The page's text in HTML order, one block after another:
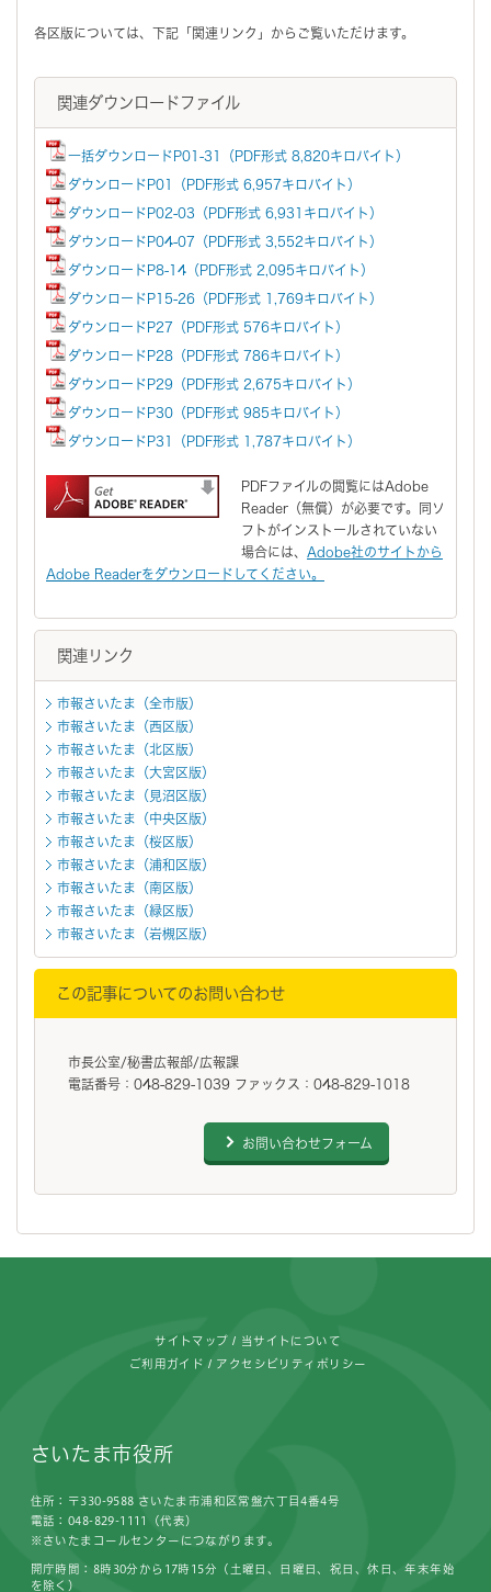
各区版については、下記「関連リンク」からご覧いただけます。
関連ダウンロードファイル
一括ダウンロードP01-31（PDF形式 8,820キロバイト）
ダウンロードP01（PDF形式 6,957キロバイト）
ダウンロードP02-03（PDF形式 6,931キロバイト）
ダウンロードP04-07（PDF形式 3,552キロバイト）
ダウンロードP8-14（PDF形式 2,095キロバイト）
ダウンロードP15-26（PDF形式 1,769キロバイト）
ダウンロードP27（PDF形式 576キロバイト）
ダウンロードP28（PDF形式 786キロバイト）
ダウンロードP29（PDF形式 2,675キロバイト）
ダウンロードP30（PDF形式 985キロバイト）
ダウンロードP31（PDF形式 1,787キロバイト）
PDFファイルの閲覧にはAdobe
Reader（無償）が必要です。同ソ
フトがインストールされていない
場合には、 Adobe社のサイトから
Adobe Readerをダウンロードしてください。
関連リンク
市報さいたま（全市版）
市報さいたま（西区版）
市報さいたま（北区版）
市報さいたま（大宮区版）
市報さいたま（見沼区版）
市報さいたま（中央区版）
市報さいたま（桜区版）
市報さいたま（浦和区版）
市報さいたま（南区版）
市報さいたま（緑区版）
市報さいたま（岩槻区版）
この記事についてのお問い合わせ
市長公室/秘書広報部/広報課
電話番号：048-829-1039 ファックス：048-829-1018
お問い合わせフォーム
サイトマップ 当サイトについて
ご利用ガイド アクセシビリティポリシー
さいたま市役所
住所：〒330-9588 さいたま市浦和区常盤六丁目4番4号
電話：048-829-1111（代表）
※さいたまコールセンターにつながります。
開庁時間：8時30分から17時15分（土曜日、日曜日、祝日、休日、年末年始
を除く）